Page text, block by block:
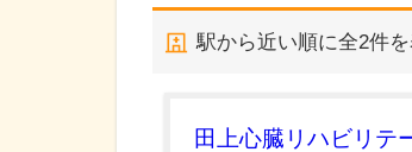
駅から近い順に全2件
田上心臓リハビリテ